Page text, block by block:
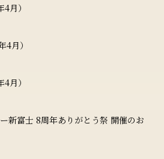
月）
月）
月）
新富士 8周年ありがとう祭 開催のお